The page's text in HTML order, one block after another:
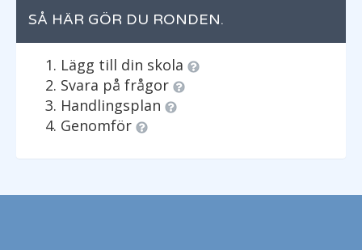
SÅ HÄR GÖR DU RONDEN.
Lägg till din skola
Svara på frågor
Handlingsplan
Genomför